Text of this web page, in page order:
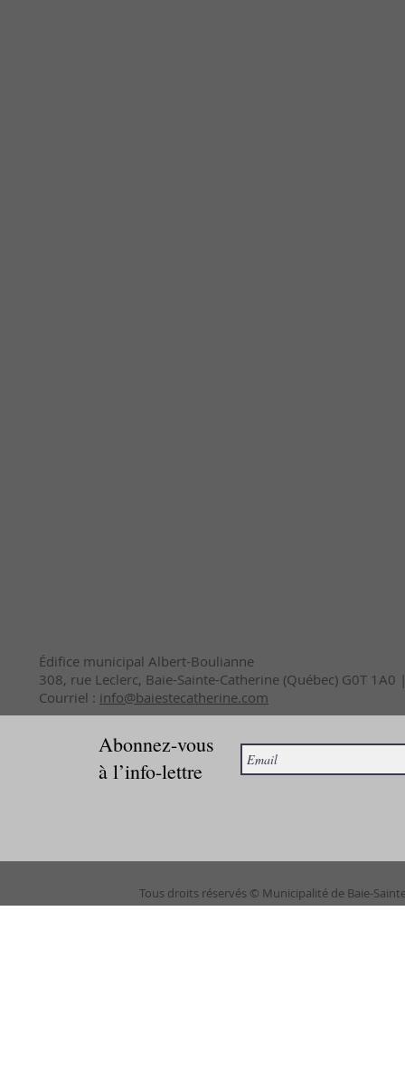
Édifice municipal Albert-Boulianne
308, rue Leclerc, Baie-Sainte-Catherine (Québec) G0T
Courriel : info@baiestecatherine.com
Abonnez-vous
à l’info-lettre
Tous droits réservés © Municipalité de Baie-